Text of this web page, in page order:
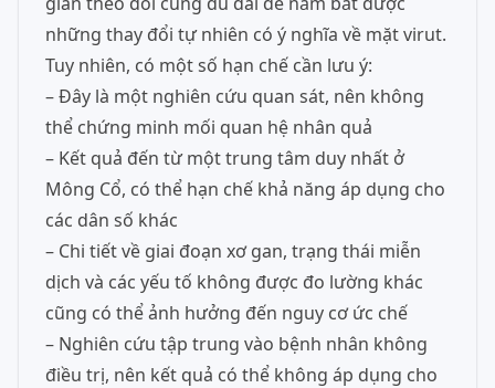
những thay đổi tự nhiên có ý nghĩa về mặt virut.
Tuy nhiên, có một số hạn chế cần lưu ý:
– Đây là một nghiên cứu quan sát, nên không
thể chứng minh mối quan hệ nhân quả
– Kết quả đến từ một trung tâm duy nhất ở
Mông Cổ, có thể hạn chế khả năng áp dụng cho
các dân số khác
– Chi tiết về giai đoạn xơ gan, trạng thái miễn
dịch và các yếu tố không được đo lường khác
cũng có thể ảnh hưởng đến nguy cơ ức chế
– Nghiên cứu tập trung vào bệnh nhân không
điều trị, nên kết quả có thể không áp dụng cho